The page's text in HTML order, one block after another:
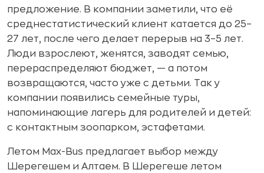
предложение. В компании заметили, что её
среднестатистический клиент катается до 25–
27 лет, после чего делает перерыв на 3–5 лет.
Люди взрослеют, женятся, заводят семью,
перераспределяют бюджет, — а потом
возвращаются, часто уже с детьми. Так у
компании появились семейные туры,
напоминающие лагерь для родителей и детей:
с контактным зоопарком, эстафетами.
Летом Max-Bus предлагает выбор между
Шерегешем и Алтаем. В Шерегеше летом